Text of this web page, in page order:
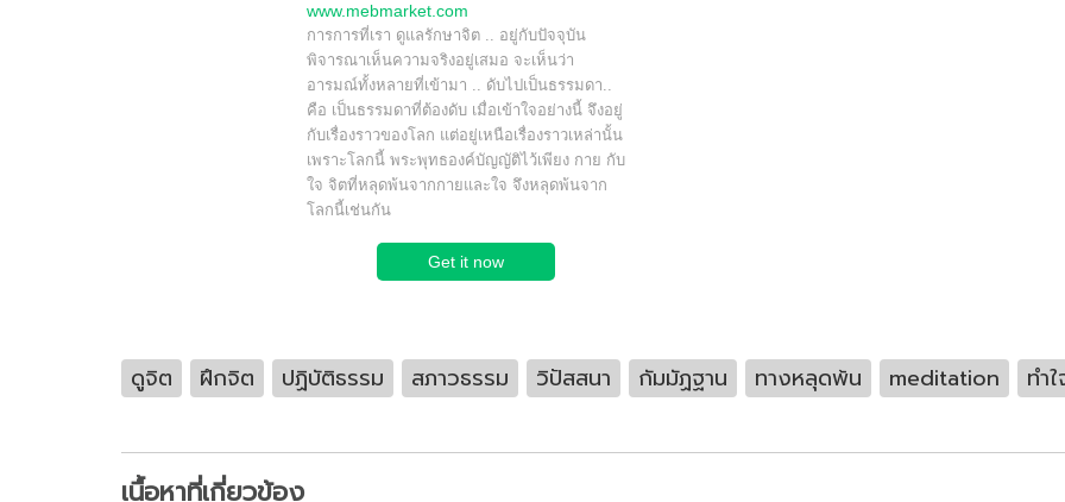
www.mebmarket.com
การการที่เรา ดูแลรักษาจิต .. อยู่กับปัจจุบัน
พิจารณาเห็นความจริงอยู่เสมอ จะเห็นว่า
อารมณ์ทั้งหลายที่เข้ามา .. ดับไปเป็นธรรมดา..
คือ เป็นธรรมดาที่ต้องดับ เมื่อเข้าใจอย่างนี้ จึงอยู่
กับเรื่องราวของโลก แต่อยู่เหนือเรื่องราวเหล่านั้น
เพราะโลกนี้ พระพุทธองค์บัญญัติไว้เพียง กาย กับ
ใจ จิตที่หลุดพ้นจากกายและใจ จึงหลุดพ้นจาก
โลกนี้เช่นกัน
Get it now
ดูจิต ฝึกจิต ปฏิบัติธรรม สภาวธรรม วิปัสสนา กัมมัฏฐาน ทางหลุดพ้น meditation ทำ
เนื้อหาที่เกี่ยวข้อง